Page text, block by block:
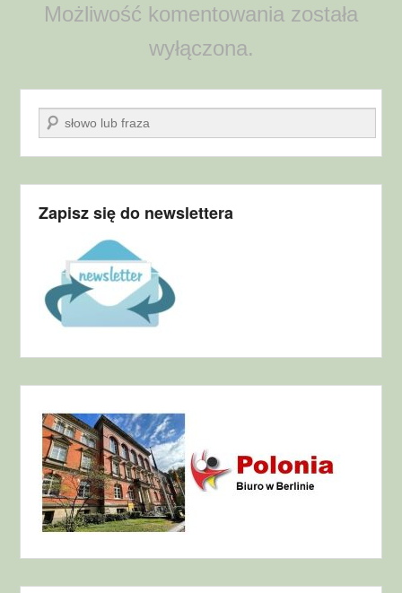
Możliwość komentowania została
wyłączona.
Szukaj
Zapisz się do newslettera